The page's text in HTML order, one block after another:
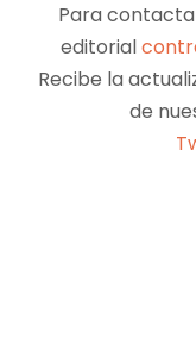
Para
editorial
Recibe la
de